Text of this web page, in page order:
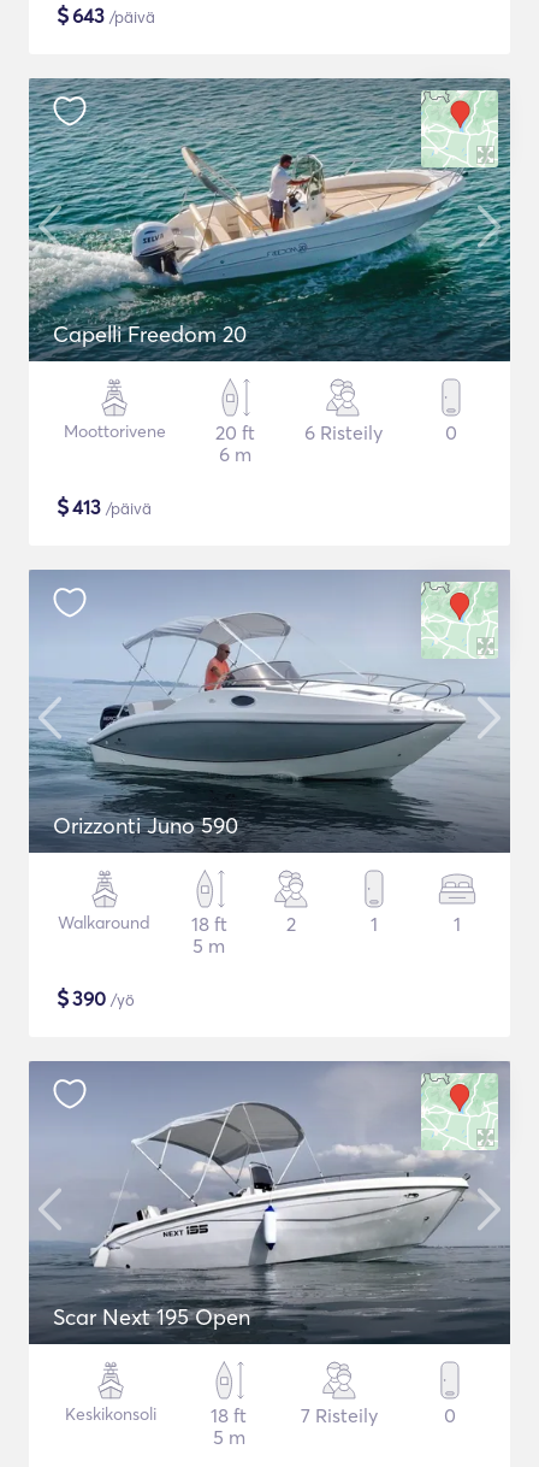
$643 /päivä
Capelli Freedom 20
Moottorivene
20 ft
6 m
6 Risteily 0
$413 /päivä
Orizzonti Juno 590
Walkaround
18 ft
5 m
2 1 1
$390 /yö
Scar Next 195 Open
Keskikonsoli
18 ft
5 m
7 Risteily 0